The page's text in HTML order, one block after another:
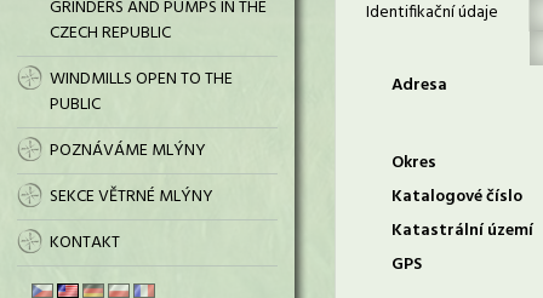
GRINDERS AND PUMPS IN THE
CZECH REPUBLIC
WINDMILLS OPEN TO THE
PUBLIC
POZNÁVÁME MLÝNY
SEKCE VĚTRNÉ MLÝNY
KONTAKT
Identifikační údaje
Adresa
Okres
Katalogové číslo
Katastrální území
GPS